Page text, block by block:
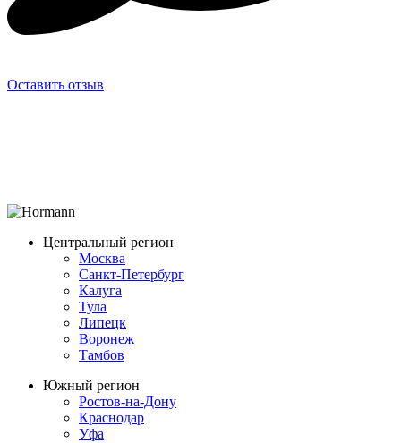
Оставить отзыв
Центральный регион
Москва
Санкт-Петербург
Калуга
Тула
Липецк
Воронеж
Тамбов
Южный регион
Ростов-на-Дону
Краснодар
Уфа